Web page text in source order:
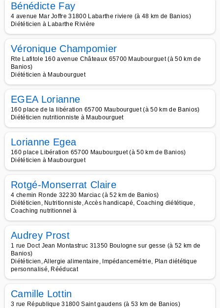
Bénédicte Fay
4 avenue Mar Joffre 31800 Labarthe riviere (à 48 km de Banios)
Diététicien à Labarthe Rivière
Véronique Champomier
Rte Lafitole 160 avenue Châteaux 65700 Maubourguet (à 50 km de
Banios)
Diététicien à Maubourguet
EGEA Lorianne
160 place de la libération 65700 Maubourguet (à 50 km de Banios)
Diététicien nutritionniste à Maubourguet
Lorianne Egea
160 place Libération 65700 Maubourguet (à 50 km de Banios)
Diététicien à Maubourguet
Rotgé-Monserrat Claire
4 chemin Ronde 32230 Marciac (à 52 km de Banios)
Diététicien, Nutritionniste, Accès handicapé, Coaching diététique,
Coaching nutritionnel à
Audrey Prost
1 rue Doct Jean Montastruc 31350 Boulogne sur gesse (à 52 km de
Banios)
Diététicien, Allergie alimentaire, Impédancemétrie, Plan diététique
personnalisé, Rééducat
Camille Lottin
3 rue République 31800 Saint gaudens (à 53 km de Banios)